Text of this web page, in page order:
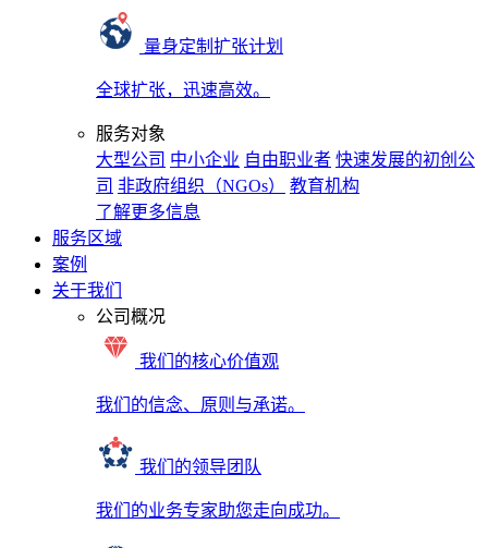
量身定制扩张计划
全球扩张，迅速高效。
服务对象
大型公司 中小企业 自由职业者 快速发展的初创公
司 非政府组织（NGOs）
教育机构
了解更多信息
服务区域
案例
关于我们
公司概况
我们的核心价值观
我们的信念、原则与承诺。
我们的领导团队
我们的业务专家助您走向成功。